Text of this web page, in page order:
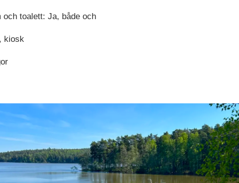
och toalett: Ja, både och
kiosk